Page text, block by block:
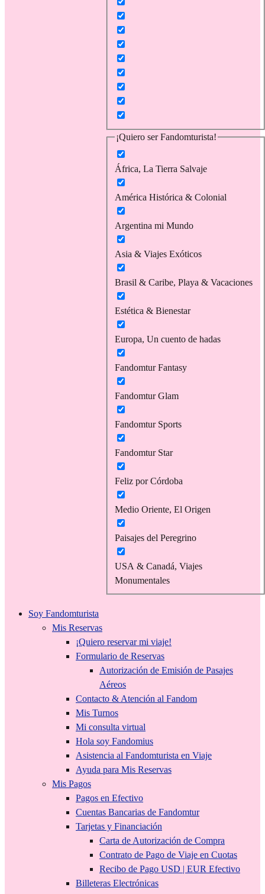
¡Quiero ser Fandomturista!
África, La Tierra Salvaje
América Histórica & Colonial
Argentina mi Mundo
Asia & Viajes Exóticos
Brasil & Caribe, Playa & Vacaciones
Estética & Bienestar
Europa, Un cuento de hadas
Fandomtur Fantasy
Fandomtur Glam
Fandomtur Sports
Fandomtur Star
Feliz por Córdoba
Medio Oriente, El Origen
Paisajes del Peregrino
USA & Canadá, Viajes
Monumentales
Soy Fandomturista
Mis Reservas
¡Quiero reservar mi viaje!
Formulario de Reservas
Autorización de Emisión de Pasajes
Aéreos
Contacto & Atención al Fandom
Mis Turnos
Mi consulta virtual
Hola soy Fandomius
Asistencia al Fandomturista en Viaje
Ayuda para Mis Reservas
Mis Pagos
Pagos en Efectivo
Cuentas Bancarias de Fandomtur
Tarjetas y Financiación
Carta de Autorización de Compra
Contrato de Pago de Viaje en Cuotas
Recibo de Pago USD | EUR Efectivo
Billeteras Electrónicas